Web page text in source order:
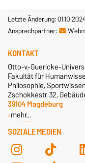
Letzte Änderung:
Ansprechpartner:
SOZIALE MEDIEN
KONTAKT
Otto-v.-Guericke-
Fakultät für
Philosophie,
Zschokkestr. 32,
39104 Magdeburg
mehr…